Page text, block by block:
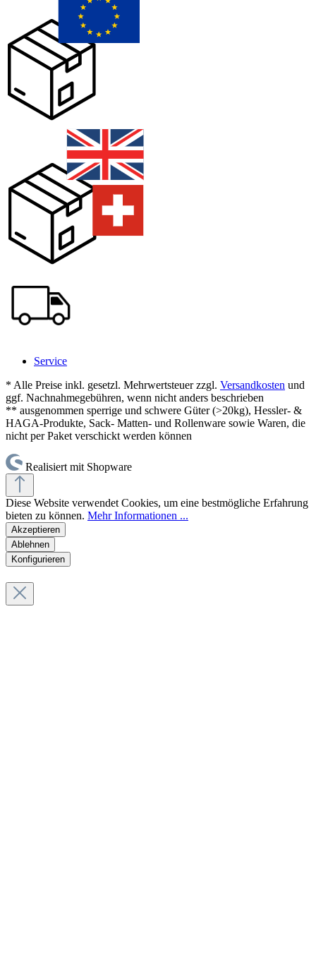
Service
* Alle Preise inkl. gesetzl. Mehrwertsteuer zzgl. Versandkosten und
ggf. Nachnahmegebühren, wenn nicht anders beschrieben
** ausgenommen sperrige und schwere Güter (>20kg), Hessler- &
HAGA-Produkte, Sack- Matten- und Rollenware sowie Waren, die
nicht per Paket verschickt werden können
Realisiert mit Shopware
Diese Website verwendet Cookies, um eine bestmögliche Erfahrung
bieten zu können. Mehr Informationen ...
Akzeptieren
Ablehnen
Konfigurieren